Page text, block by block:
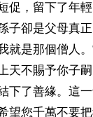
促，留下了年
子卻是父母真
就是那個僧人
天不賜予你子
下了善緣。這
望您千萬不要